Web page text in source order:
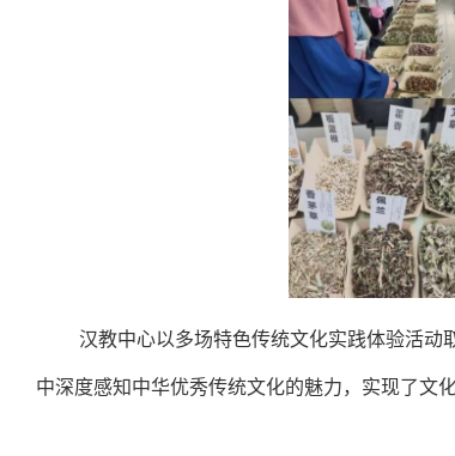
汉教中心以多场特色传统文化实践体验活
中深度感知中华优秀传统文化的魅力，实现了文